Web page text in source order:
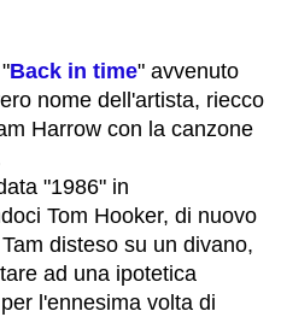
Back in time" avvenuto
nome dell'artista, riecco
Harrow con la canzone
"1986" in
Tom Hooker, di nuovo
disteso su un divano,
ad una ipotetica
l'ennesima volta di